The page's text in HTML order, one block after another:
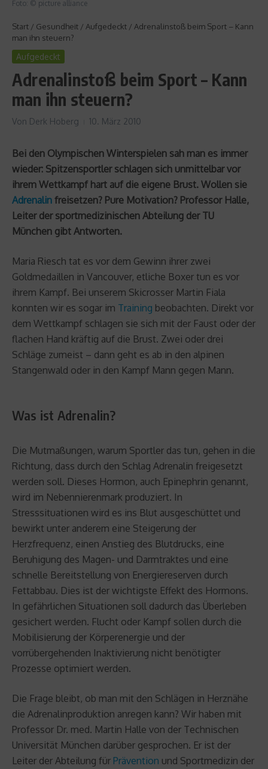
Foto: © picture alliance
Start / Gesundheit / Aufgedeckt / Adrenalinstoß beim Sport – Kann
man ihn steuern?
Aufgedeckt
Adrenalinstoß beim Sport – Kann
man ihn steuern?
Von Derk Hoberg 10. März 2010
Bei den Olympischen Winterspielen sah man es immer
wieder: Spitzensportler schlagen sich unmittelbar vor
ihrem Wettkampf hart auf die eigene Brust. Wollen sie
Adrenalin freisetzen? Pure Motivation? Professor Halle,
Leiter der sportmedizinischen Abteilung der TU
München gibt Antworten.
Maria Riesch tat es vor dem Gewinn ihrer zwei
Goldmedaillen in Vancouver, etliche Boxer tun es vor
ihrem Kampf. Bei unserem Skicrosser Martin Fiala
konnten wir es sogar im Training beobachten. Direkt vor
dem Wettkampf schlagen sie sich mit der Faust oder der
flachen Hand kräftig auf die Brust. Zwei oder drei
Schläge zumeist – dann geht es ab in den alpinen
Stangenwald oder in den Kampf Mann gegen Mann.
Was ist Adrenalin?
Die Mutmaßungen, warum Sportler das tun, gehen in die
Richtung, dass durch den Schlag Adrenalin freigesetzt
werden soll. Dieses Hormon, auch Epinephrin genannt,
wird im Nebennierenmark produziert. In
Stresssituationen wird es ins Blut ausgeschüttet und
bewirkt unter anderem eine Steigerung der
Herzfrequenz, einen Anstieg des Blutdrucks, eine
Beruhigung des Magen- und Darmtraktes und eine
schnelle Bereitstellung von Energiereserven durch
Fettabbau. Dies ist der wichtigste Effekt des Hormons.
In gefährlichen Situationen soll dadurch das Überleben
gesichert werden. Flucht oder Kampf sollen durch die
Mobilisierung der Körperenergie und der
vorrübergehenden Inaktivierung nicht benötigter
Prozesse optimiert werden.
Die Frage bleibt, ob man mit den Schlägen in Herznähe
die Adrenalinproduktion anregen kann? Wir haben mit
Professor Dr. med. Martin Halle von der Technischen
Universität München darüber gesprochen. Er ist der
Leiter der Abteilung für Prävention und Sportmedizin der